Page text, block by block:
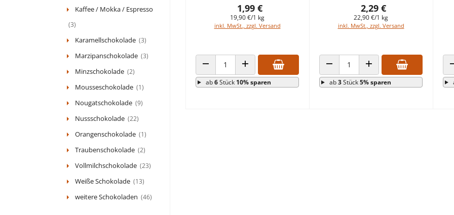
Kaffee / Mokka / Espresso
(3)
Karamellschokolade (3)
Marzipanschokolade (3)
Minzschokolade (2)
Mousseschokolade (1)
Nougatschokolade (9)
Nussschokolade (22)
Orangenschokolade (1)
Traubenschokolade (2)
Vollmilchschokolade (23)
Weiße Schokolade (13)
weitere Schokoladen (46)
1,99 €
19,90 €/1 kg
inkl. MwSt., zzgl. Versand
ANZAHL VERRINGERNANZAHL ERHÖHEN
ab6Stück 10% sparen
2,29 €
22,90 €/1 kg
inkl. MwSt., zzgl. Versand
ANZAHL VERRINGERNANZAHL ERHÖHEN
ab3Stück5% sparen